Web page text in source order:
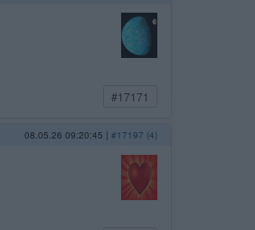
#17171
08.05.26 09:20:45 | #17197 (4)